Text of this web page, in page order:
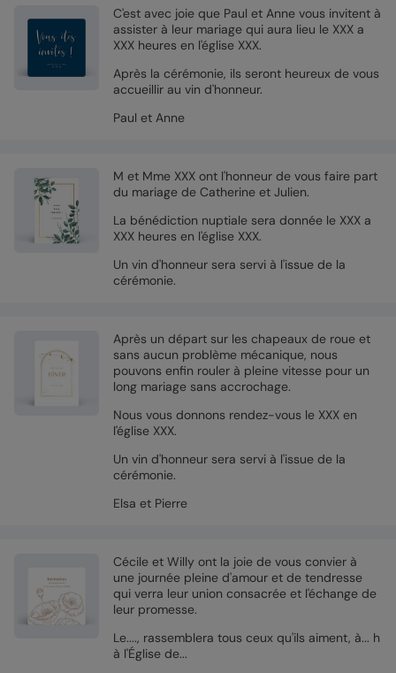
C'est avec joie que Paul et Anne vous invitent à
assister à leur mariage qui aura lieu le XXX a
XXX heures en l'église XXX.
Après la cérémonie, ils seront heureux de vous
accueillir au vin d'honneur.
Paul et Anne
M et Mme XXX ont l'honneur de vous faire part
du mariage de Catherine et Julien.
La bénédiction nuptiale sera donnée le XXX a
XXX heures en l'église XXX.
Un vin d'honneur sera servi à l'issue de la
cérémonie.
Après un départ sur les chapeaux de roue et
sans aucun problème mécanique, nous
pouvons enfin rouler à pleine vitesse pour un
long mariage sans accrochage.
Nous vous donnons rendez-vous le XXX en
l'église XXX.
Un vin d'honneur sera servi à l'issue de la
cérémonie.
Elsa et Pierre
Cécile et Willy ont la joie de vous convier à
une journée pleine d'amour et de tendresse
qui verra leur union consacrée et l'échange de
leur promesse.
Le...., rassemblera tous ceux qu'ils aiment, à... h
à l'Église de...